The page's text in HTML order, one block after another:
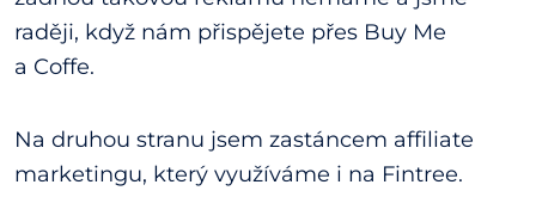
raději, když nám přispějete přes Buy Me
a Coffe.
Na druhou stranu jsem zastáncem affiliate
marketingu, který využíváme i na Fintree.